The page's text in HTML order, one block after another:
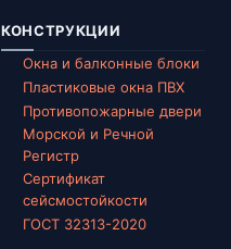
КОНСТРУКЦИИ
Окна и балконные блоки
Пластиковые окна ПВХ
Противопожарные двери
Морской и Речной
Регистр
Сертификат
сейсмостойкости
ГОСТ 32313-2020